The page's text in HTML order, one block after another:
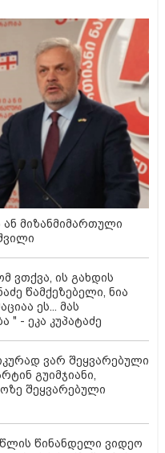
მიზანმიმართული
ვთქვა, ის გახდის
წამქეზებელი, ნია
ეს... მას
" - ეკა კუპატაძე
ვარ შეყვარებული
გუიმჯიანი,
შეყვარებული
წლის წინანდელი ვიდეო